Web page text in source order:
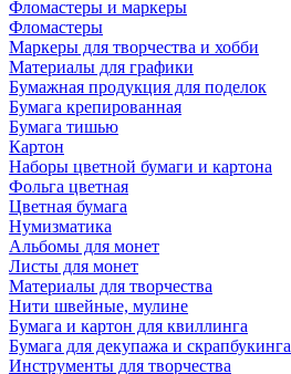
Фломастеры и маркеры
Фломастеры
Маркеры для творчества и хобби
Материалы для графики
Бумажная продукция для поделок
Бумага крепированная
Бумага тишью
Картон
Наборы цветной бумаги и картона
Фольга цветная
Цветная бумага
Нумизматика
Альбомы для монет
Листы для монет
Материалы для творчества
Нити швейные, мулине
Бумага и картон для квиллинга
Бумага для декупажа и скрапбукинга
Инструменты для творчества